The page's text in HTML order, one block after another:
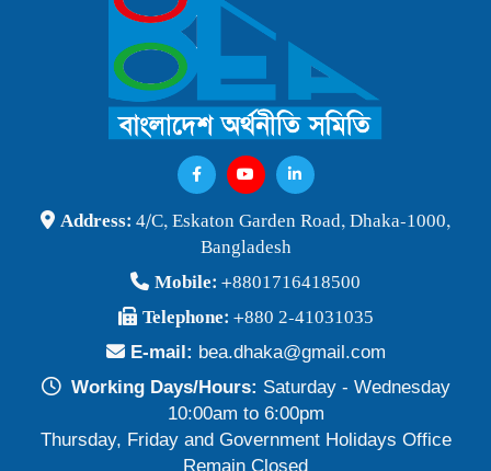
বাংলাদেশ অর্থনীতি সমিতি ও জগন্নাথ বিশ্ববিদ্যালয় যৌথ আয়োজনে
লোকবক্তৃা ২১ জানুয়ারি ২০২৬
Publish Time: 16 Jan 2026
বেগম খালেদা জিয়ার মৃত্যুতে বাংলাদেশ অর্থনীতি সমিতি গভীরভাবে শোকাহত
BEA Seminar 2025 "Debating Budget and Beyond" 21
June 2025, at 10:00 am, at the CIRDAP Auditorium
Publish Time: 16 Jun 2025
Publish Time: 19 May 2024
প্রাথমিক প্রার্থী তালিকা বাংলাদেশ অর্থনীতি সমিতি নির্বাচন-২০২৪
Publish Time: 17 May 2024
বাংলাদেশ অর্থনীতি সমিতির সদস্যপদ নবায়ন ও নতুন সদস্য অন্তর্ভুক্তি প্রসঙ্গে
Address: 4/C, Eskaton Garden Road, Dhaka-1000,
Bangladesh
Mobile: +8801716418500
Telephone: +880 2-41031035
E-mail: bea.dhaka@gmail.com
Working Days/Hours: Saturday - Wednesday
10:00am to 6:00pm
Thursday, Friday and Government Holidays Office
Remain Closed